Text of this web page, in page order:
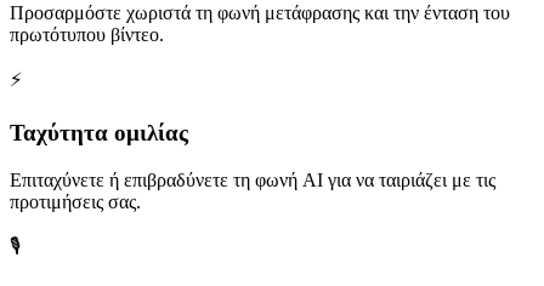
Προσαρμόστε χωριστά τη φωνή μετάφρασης και την ένταση του
πρωτότυπου βίντεο.
⚡
Ταχύτητα ομιλίας
Επιταχύνετε ή επιβραδύνετε τη φωνή AI για να ταιριάζει με τις
προτιμήσεις σας.
🎙️